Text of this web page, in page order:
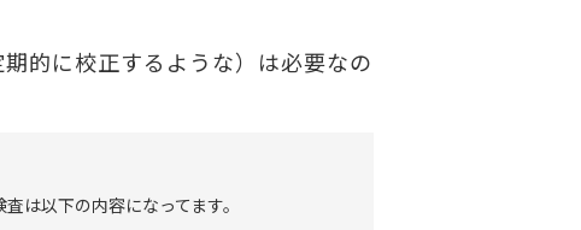
的に校正するような）は必要なの
は以下の内容になってます。